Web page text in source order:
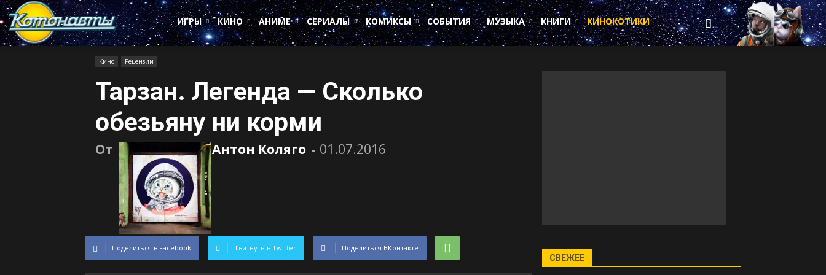
Котонавты
ИГРЫ
КИНО АНИМЕ СЕРИАЛЫ КОМИКСЫ СОБЫТИЯ МУЗЫКА КНИГИ КИНОКОТИКИ
Кино Рецензии
Тарзан. Легенда — Сколько
обезьяну ни корми
От Антон Коляго - 01.07.2016
Поделиться в Facebook Твитнуть в Twitter Поделиться ВКонтакте
СВЕЖЕЕ